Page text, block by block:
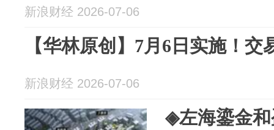
新浪财经 2026-07-06
【华林原创】7月6日实施！交
新浪财经 2026-07-06
◈左海鎏金